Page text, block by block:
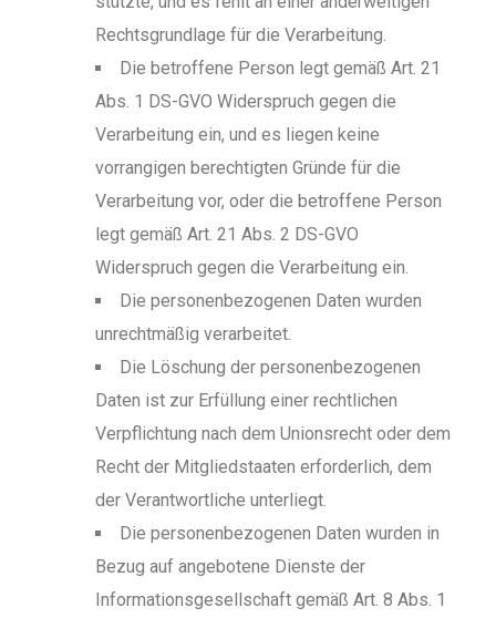
Rechtsgrundlage für die Verarbeitung.
Die betroffene Person legt gemäß Art. 21
Abs. 1 DS-GVO Widerspruch gegen die
Verarbeitung ein, und es liegen keine
vorrangigen berechtigten Gründe für die
Verarbeitung vor, oder die betroffene Person
legt gemäß Art. 21 Abs. 2 DS-GVO
Widerspruch gegen die Verarbeitung ein.
Die personenbezogenen Daten wurden
unrechtmäßig verarbeitet.
Die Löschung der personenbezogenen
Daten ist zur Erfüllung einer rechtlichen
Verpflichtung nach dem Unionsrecht oder dem
Recht der Mitgliedstaaten erforderlich, dem
der Verantwortliche unterliegt.
Die personenbezogenen Daten wurden in
Bezug auf angebotene Dienste der
Informationsgesellschaft gemäß Art. 8 Abs. 1